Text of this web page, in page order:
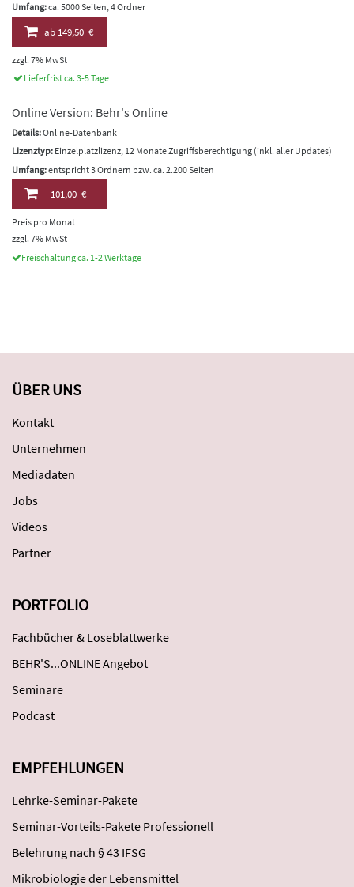
Umfang:ca. 5000 Seiten, 4 Ordner
ab149,50 €
zzgl. 7% MwSt
Lieferfrist ca. 3-5 Tage
Online Version: Behr's Online
Details:Online-Datenbank
Lizenztyp: Einzelplatzlizenz, 12 Monate Zugriffsberechtigung (inkl. aller Updates)
Umfang:entspricht 3 Ordnern bzw. ca. 2.200 Seiten
101,00 €
Preis pro Monat
zzgl. 7% MwSt
Freischaltung ca. 1-2 Werktage
ÜBER UNS
Kontakt
Unternehmen
Mediadaten
Jobs
Videos
Partner
PORTFOLIO
Fachbücher & Loseblattwerke
BEHR'S...ONLINE Angebot
Seminare
Podcast
EMPFEHLUNGEN
Lehrke-Seminar-Pakete
Seminar-Vorteils-Pakete Professionell
Belehrung nach § 43 IFSG
Mikrobiologie der Lebensmittel